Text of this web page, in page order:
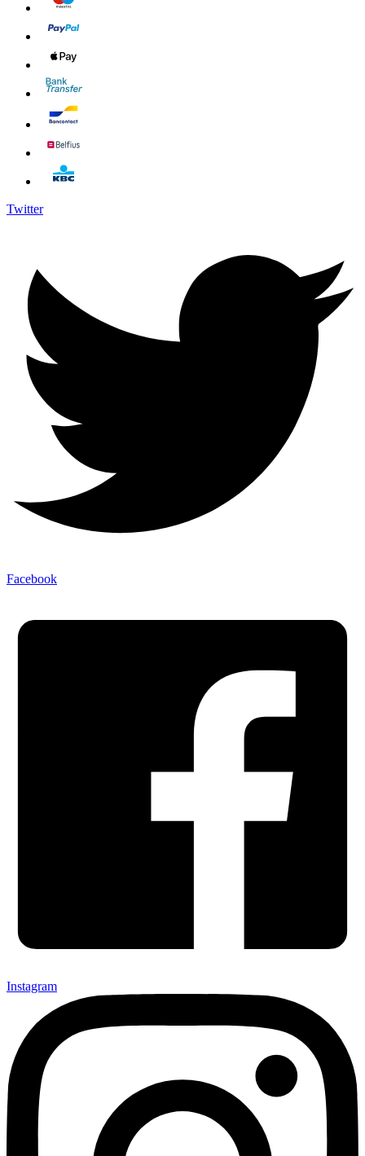
Twitter
Facebook
Instagram